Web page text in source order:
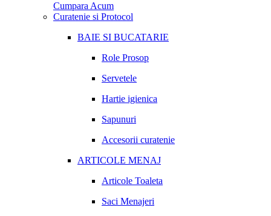
Cumpara Acum
Curatenie si Protocol
BAIE SI BUCATARIE
Role Prosop
Servetele
Hartie igienica
Sapunuri
Accesorii curatenie
ARTICOLE MENAJ
Articole Toaleta
Saci Menajeri